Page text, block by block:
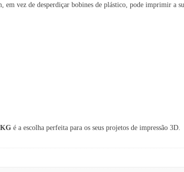
em vez de desperdiçar bobines de plástico, pode imprimir a
é a escolha perfeita para os seus projetos de impressão 3D.